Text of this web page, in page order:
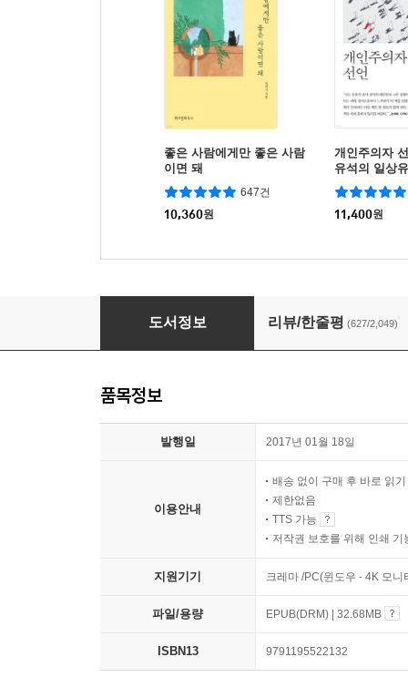
좋은 사람에게만 좋은 사람
이면 돼
647건
10,360원
개인주의자
유석의 일상
11,400원
언어의 온도
도서정보 리뷰/한줄평 (627/2,049)
품목정보
발행일 2017년 01월 18일
이용안내
배송 없이 구매 후 바로 읽기
제한없음
TTS 가능
저작권 보호를 위해 인쇄 기
지원기기 크레마 /PC(윈도우 - 4K 모
파일/용량 EPUB(DRM) | 32.68MB
ISBN13 9791195522132